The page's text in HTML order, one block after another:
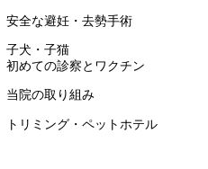
安全な避妊・去勢手術
子犬・子猫
初めての診察とワクチン
当院の取り組み
トリミング・ペットホテル